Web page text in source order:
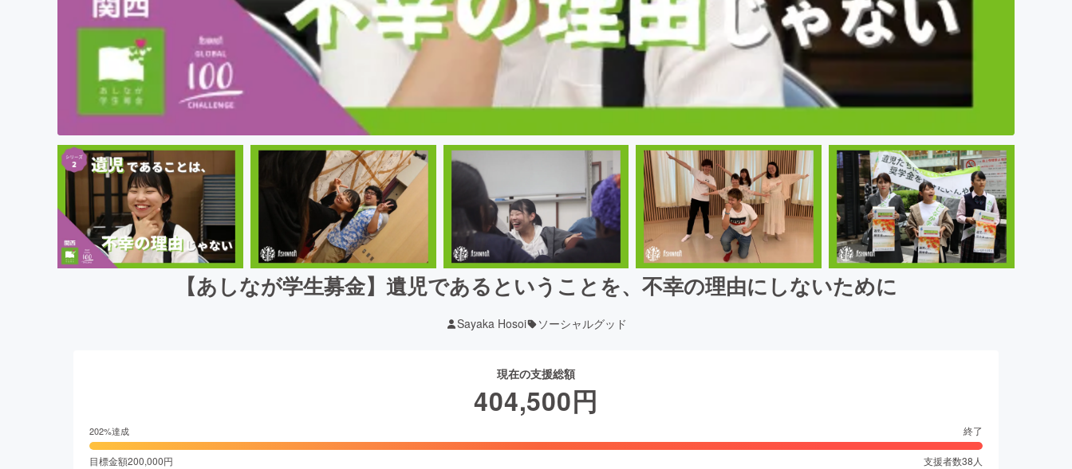
【あしなが学生募金】遺児であるということを、不幸の理由にしないために
Sayaka Hosoi ソーシャルグッド
現在の支援総額
404,500円
202%達成 終了
目標金額200,000円 支援者数38 人